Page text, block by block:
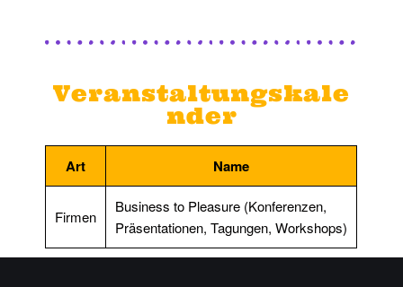
Veranstaltungskale
nder
Art Name
Firmen
Business to Pleasure (Konferenzen,
Präsentationen, Tagungen, Workshops)